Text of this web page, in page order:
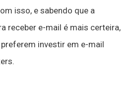
isso, e sabendo que a
receber e-mail é mais certeira,
investir em e-mail